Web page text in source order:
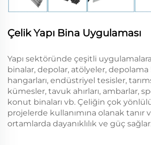
Çelik Yapı Bina Uygulaması
Yapı sektöründe çeşitli
binalar, depolar, atölyeler,
hangarları, endüstriyel tesisler,
kümesler, tavuk ahırları, ambarlar,
konut binaları vb. Çeliğin çok
projelerde kullanımına olanak tanır
ortamlarda dayanıklılık ve güç